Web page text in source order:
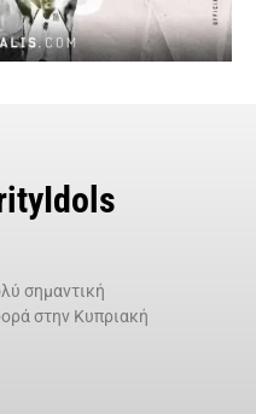
σημαντική
στην Κυπριακή